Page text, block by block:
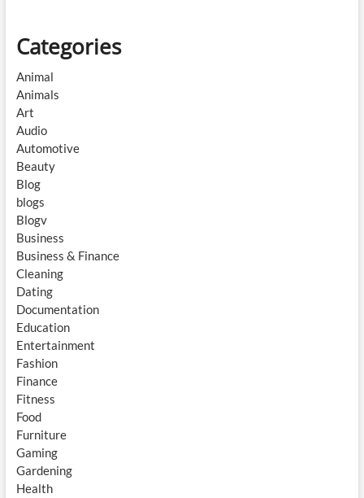
Categories
Animal
Animals
Art
Audio
Automotive
Beauty
Blog
blogs
Blogv
Business
Business & Finance
Cleaning
Dating
Documentation
Education
Entertainment
Fashion
Finance
Fitness
Food
Furniture
Gaming
Gardening
Health